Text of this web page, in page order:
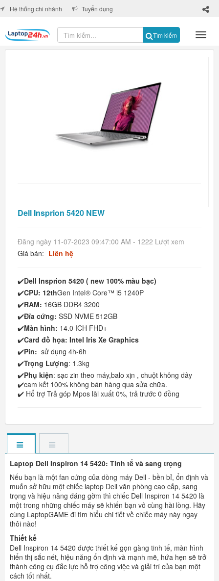
Tìm kiếm
×
Hệ thống chi nhánh Tuyển dụng
Dell Insprion 5420 NEW
Đăng ngày 11-07-2023 09:47:00 AM - 1222 Lượt xem
Giá bán: Liên hệ
✔️Dell Insprion 5420 ( new 100% màu bạc)
✔️CPU: 12thGen Intel® Core™ i5 1240P
✔️RAM: 16GB DDR4 3200
✔️Đĩa cứng: SSD NVME 512GB
✔️Màn hình: 14.0 ICH FHD+
✔️Card đồ họa: Intel Iris Xe Graphics
✔️Pin: sử dụng 4h-6h
✔️Trọng Lượng: 1.3kg
✔️Phụ kiện: sạc zin theo máy,balo xịn , chuột không dây
✔️cam kết 100% không bán hàng qua sửa chữa.
✔️ Hổ trợ Trả góp Mpos lãi xuất 0%, trả trước 0 đồng
Laptop Dell Inspiron 14 5420: Tinh tế và sang trọng
Nếu bạn là một fan cứng của dòng máy Dell - bền bỉ, ổn định và
muốn sở hữu một chiếc laptop Dell văn phòng cao cấp, sang
trọng và hiệu năng đáng gờm thì chiếc Dell Inspiron 14 5420 là
một trong những chiếc máy sẽ khiến bạn vô cùng hài lòng. Hãy
cùng LaptopGAME đi tìm hiểu chi tiết về chiếc máy này ngay
thôi nào!
Thiết kế
Dell Inspiron 14 5420 được thiết kế gọn gàng tinh tế, màn hình
hiển thị sắc nét, hiệu năng ổn định và mạnh mẽ, hứa hẹn sẽ trở
thành công cụ đắc lực hỗ trợ công việc và giải trí của bạn một
cách tốt nhất.